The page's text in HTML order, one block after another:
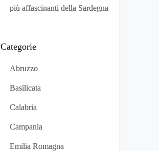
più affascinanti della Sardegna
Categorie
Abruzzo
Basilicata
Calabria
Campania
Emilia Romagna